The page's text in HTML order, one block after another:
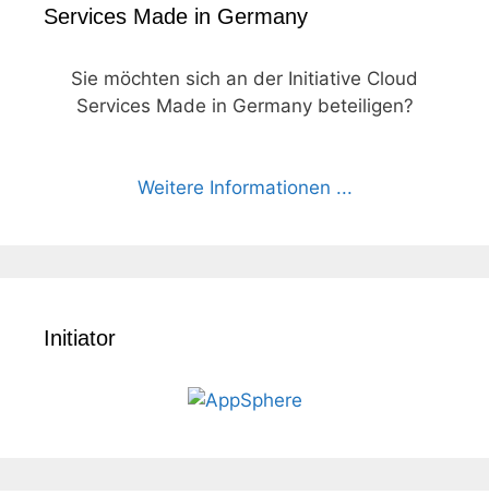
Services Made in Germany
Sie möchten sich an der Initiative Cloud
Services Made in Germany beteiligen?
Weitere Informationen ...
Initiator